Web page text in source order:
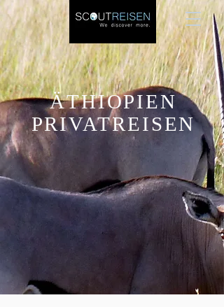
ÄTHIOPIEN
PRIVATREISEN